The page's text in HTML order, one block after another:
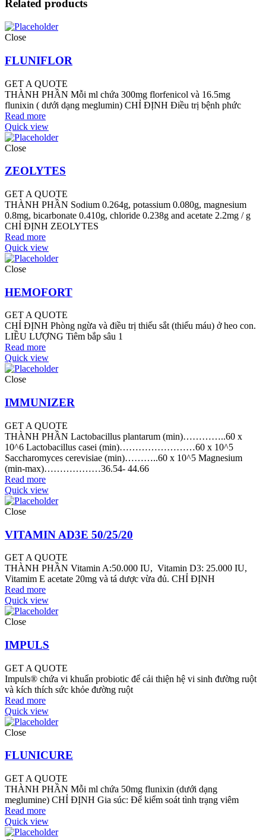
Related products
Close
FLUNIFLOR
GET A QUOTE
THÀNH PHẦN Mỗi ml chứa 300mg florfenicol và 16.5mg
flunixin ( dưới dạng meglumin) CHỈ ĐỊNH Điều trị bệnh phức
Read more
Quick view
Close
ZEOLYTES
GET A QUOTE
THÀNH PHẦN Sodium 0.264g, potassium 0.080g, magnesium
0.8mg, bicarbonate 0.410g, chloride 0.238g and acetate 2.2mg / g
CHỈ ĐỊNH ZEOLYTES
Read more
Quick view
Close
HEMOFORT
GET A QUOTE
CHỈ ĐỊNH Phòng ngừa và điều trị thiếu sắt (thiếu máu) ở heo con.
LIỀU LƯỢNG Tiêm bắp sâu 1
Read more
Quick view
Close
IMMUNIZER
GET A QUOTE
THÀNH PHẦN Lactobacillus plantarum (min)…………..60 x
10^6 Lactobacillus casei (min)……………………60 x 10^5
Saccharomyces cerevisiae (min)………..60 x 10^5 Magnesium
(min-max)………………36.54- 44.66
Read more
Quick view
Close
VITAMIN AD3E 50/25/20
GET A QUOTE
THÀNH PHẦN Vitamin A:50.000 IU, Vitamin D3: 25.000 IU,
Vitamim E acetate 20mg và tá dược vừa đủ. CHỈ ĐỊNH
Read more
Quick view
Close
IMPULS
GET A QUOTE
Impuls® chứa vi khuẩn probiotic để cải thiện hệ vi sinh đường ruột
và kích thích sức khỏe đường ruột
Read more
Quick view
Close
FLUNICURE
GET A QUOTE
THÀNH PHẦN Mỗi ml chứa 50mg flunixin (dưới dạng
meglumine) CHỈ ĐỊNH Gia súc: Để kiểm soát tình trạng viêm
Read more
Quick view